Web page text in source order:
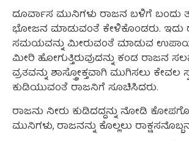
ದೂರ್ವಾಸ ಮುನಿಗಳು ರಾಜನ ಬಳಿಗೆ ಬಂದು
ಭೋಜನ ಮಾಡುವಂತೆ ಕೇಳಿಕೊಂಡರು.
ಸಮಯವನ್ನು ಮೀರುವಂತೆ ಮಾಡುವ
ಮೀರಿ ಹೋಗುತ್ತಿರುವುದನ್ನು ಕಂಡ ರಾಜನ
ವ್ರತವನ್ನು ಶಾಸ್ತ್ರೋಕ್ತವಾಗಿ ಮುಗಿಸಲು ಕೇವಲ
ಕುಡಿಯುವಂತೆ ರಾಜನಿಗೆ ಸೂಚಿಸಿದರು.
ರಾಜನು ನೀರು ಕುಡಿದದ್ದನ್ನು ನೋಡಿ
ಮುನಿಗಳು, ರಾಜನನ್ನು ಕೊಲ್ಲಲು